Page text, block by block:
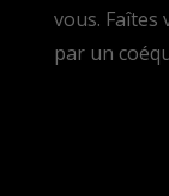
vous.
par un